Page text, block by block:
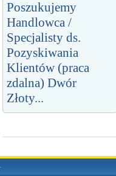
Poszukujemy
Handlowca /
Specjalisty ds.
Pozyskiwania
Klientów (praca
zdalna) Dwór
Złoty...